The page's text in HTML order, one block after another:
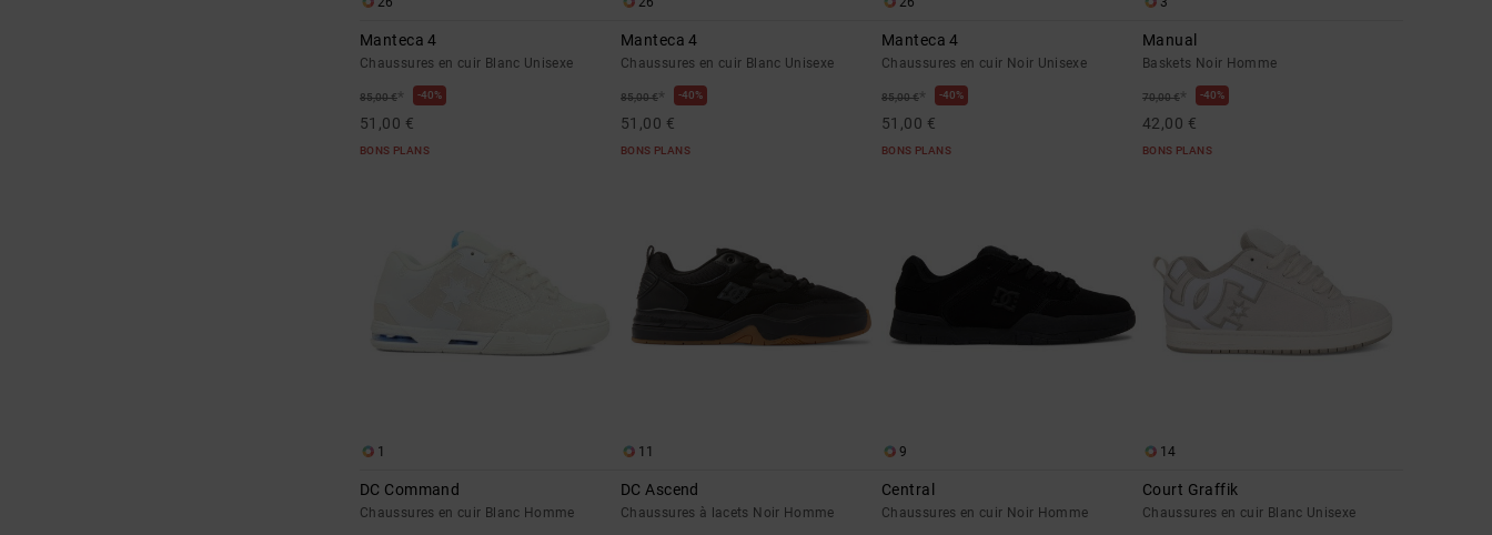
Manteca 4
Chaussures en cuir Blanc Unisexe
85,00 €* 40%
51,00 €
BONS PLANS
Manteca 4
Chaussures en cuir Blanc Unisexe
85,00 €* 40%
51,00 €
BONS PLANS
Manteca 4
Chaussures en cuir Noir Unisexe
85,00 €* 40%
51,00 €
BONS PLANS
Manual
Baskets Noir Homme
70,00 €* 40%
42,00 €
BONS PLANS
1
DC Command
Chaussures en cuir Blanc Homme
11
DC Ascend
Chaussures à lacets Noir Homme
9
Central
Chaussures en cuir Noir Homme
14
Court Graffik
Chaussures en cuir Blanc Unisexe